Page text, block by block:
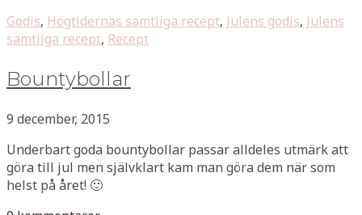
Godis, Högtidernas samtliga recept, Julens godis, Julens
samtliga recept, Recept
Bountybollar
9 december, 2015
Underbart goda bountybollar passar alldeles utmärk att
göra till jul men självklart kam man göra dem när som
helst på året! 🙂